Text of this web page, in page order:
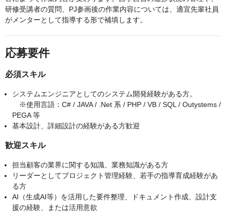
研修受講者の質問、PJ参画後の作業内容については、適宜先輩社員
がメンターとして指導する形で補填します。
応募要件
必須スキル
システムエンジニアとしてのシステム開発経験がある方。
※使用言語：C# / JAVA / .Net 系 / PHP / VB / SQL / Outystems /
PEGA 等
基本設計、詳細設計の経験がある方歓迎
歓迎スキル
担当顧客の業界に関する知識、業務知識がある方
リーダーとしてプロジェクト管理経験、若手の指導育成経験があ
る方
AI（生成AI等）を活用した要件整理、ドキュメント作成、設計支
援の経験、または活用意欲